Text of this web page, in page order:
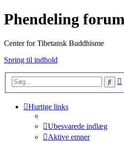
Phendeling
Center for Tibetansk Buddhisme
Spring til indhold
Søg
Hurtige links
Ubesvarede indlæg
Aktive emner